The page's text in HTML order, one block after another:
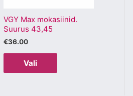
VGY Max mokasiinid.
Suurus 43,45
€36.00
Vali
teha